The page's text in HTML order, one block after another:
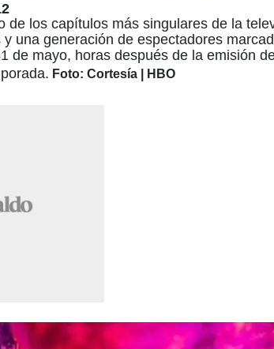
de los capítulos más singulares de la
una generación de espectadores
de mayo, horas después de la emisión
Foto: Cortesía | HBO